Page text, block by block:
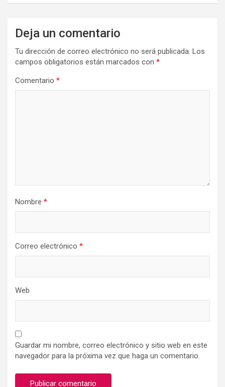
Deja un comentario
Tu dirección de correo electrónico no será publicada. Los
campos obligatorios están marcados con *
Comentario *
Nombre *
Correo electrónico *
Web
Guardar mi nombre, correo electrónico y sitio web en este
navegador para la próxima vez que haga un comentario.